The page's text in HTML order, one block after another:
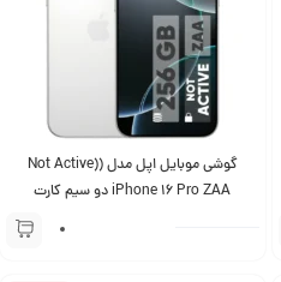
گوشی موبایل اپل مدل (Not Active)
iPhone 16 Pro ZAA دو سیم کارت